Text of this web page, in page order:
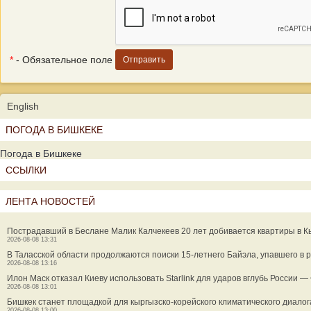
* - Обязательное поле
English
ПОГОДА В БИШКЕКЕ
Погода в Бишкеке
ССЫЛКИ
ЛЕНТА НОВОСТЕЙ
Пострадавший в Беслане Малик Калчекеев 20 лет добивается квартиры в
2026-08-08 13:31
В Таласской области продолжаются поиски 15-летнего Байэла, упавшего в
2026-08-08 13:16
Илон Маск отказал Киеву использовать Starlink для ударов вглубь России
2026-08-08 13:01
Бишкек станет площадкой для кыргызско-корейского климатического